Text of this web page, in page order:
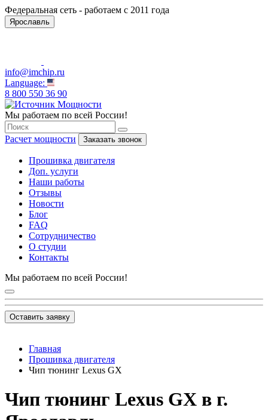
Федеральная сеть - работаем с 2011 года
Ярославль
info@imchip.ru
Language:
8 800 550 36 90
Мы работаем по всей России!
Расчет мощности Заказать звонок
Прошивка двигателя
Доп. услуги
Наши работы
Отзывы
Новости
Блог
FAQ
Сотрудничество
О студии
Контакты
Мы работаем по всей России!
Оставить заявку
Главная
Прошивка двигателя
Чип тюнинг Lexus GX
Чип тюнинг Lexus GX в г.